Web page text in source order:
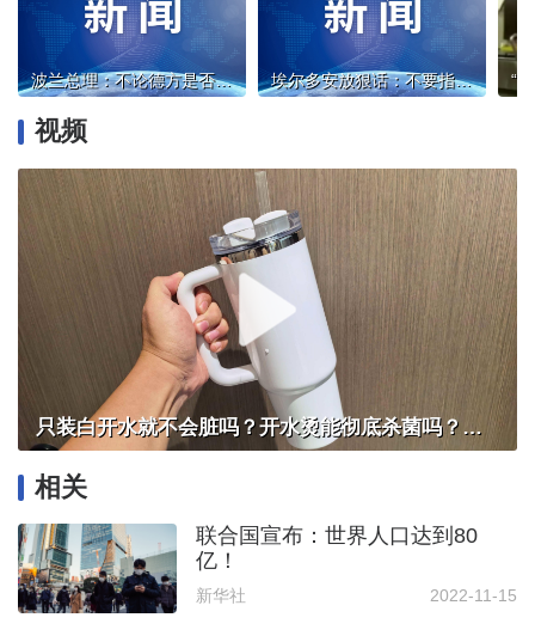
波兰总理：不论德方是否同意，波兰都将向乌提供这一坦克 埃尔多安放狠话：不要指望！
视频
只装白开水就不会脏吗？开水烫能彻底杀菌吗？感控专家详解“吸管杯”藏菌真相｜都视频·热观察
相关
联合国宣布：世界人口达到80
亿！
新华社 2022-11-15